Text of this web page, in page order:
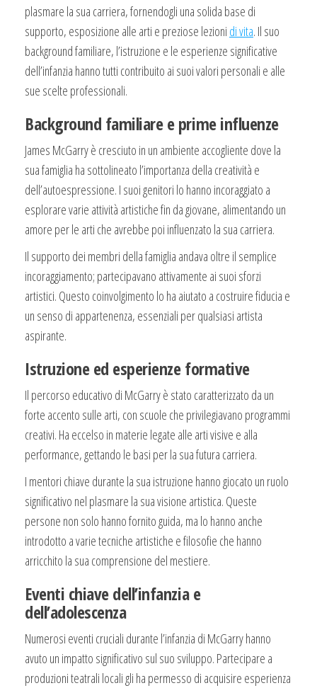
plasmare la sua carriera, fornendogli una solida base di
supporto, esposizione alle arti e preziose lezioni di vita. Il suo
background familiare, l’istruzione e le esperienze significative
dell’infanzia hanno tutti contribuito ai suoi valori personali e alle
sue scelte professionali.
Background familiare e prime influenze
James McGarry è cresciuto in un ambiente accogliente dove la
sua famiglia ha sottolineato l’importanza della creatività e
dell’autoespressione. I suoi genitori lo hanno incoraggiato a
esplorare varie attività artistiche fin da giovane, alimentando un
amore per le arti che avrebbe poi influenzato la sua carriera.
Il supporto dei membri della famiglia andava oltre il semplice
incoraggiamento; partecipavano attivamente ai suoi sforzi
artistici. Questo coinvolgimento lo ha aiutato a costruire fiducia e
un senso di appartenenza, essenziali per qualsiasi artista
aspirante.
Istruzione ed esperienze formative
Il percorso educativo di McGarry è stato caratterizzato da un
forte accento sulle arti, con scuole che privilegiavano programmi
creativi. Ha eccelso in materie legate alle arti visive e alla
performance, gettando le basi per la sua futura carriera.
I mentori chiave durante la sua istruzione hanno giocato un ruolo
significativo nel plasmare la sua visione artistica. Queste
persone non solo hanno fornito guida, ma lo hanno anche
introdotto a varie tecniche artistiche e filosofie che hanno
arricchito la sua comprensione del mestiere.
Eventi chiave dell’infanzia e
dell’adolescenza
Numerosi eventi cruciali durante l’infanzia di McGarry hanno
avuto un impatto significativo sul suo sviluppo. Partecipare a
produzioni teatrali locali gli ha permesso di acquisire esperienza